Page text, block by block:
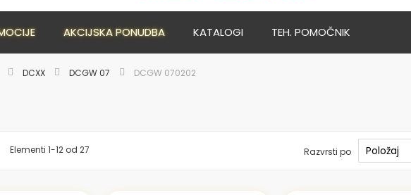
NOVO NOVO
AKCIJSKA PONUDBA KATALOGI TEH. POMOČNIK
DCXX DCGW 07 DCGW 070202
Elementi 1-12 od 27 Razvrsti po